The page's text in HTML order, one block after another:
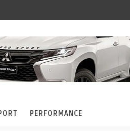
PERFORMANCE